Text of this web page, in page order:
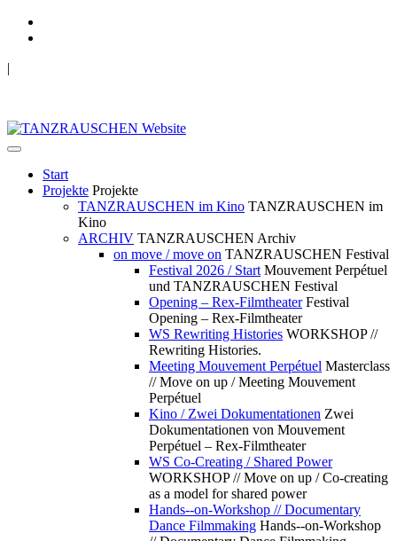
|
Start
Projekte Projekte
TANZRAUSCHEN im Kino TANZRAUSCHEN im
Kino
ARCHIV TANZRAUSCHEN Archiv
on move / move on TANZRAUSCHEN Festival
Festival 2026 / Start Mouvement Perpétuel
und TANZRAUSCHEN Festival
Opening – Rex-Filmtheater Festival
Opening – Rex-Filmtheater
WS Rewriting Histories WORKSHOP //
Rewriting Histories.
Meeting Mouvement Perpétuel Masterclass
// Move on up / Meeting Mouvement
Perpétuel
Kino / Zwei Dokumentationen Zwei
Dokumentationen von Mouvement
Perpétuel – Rex-Filmtheater
WS Co-Creating / Shared Power
WORKSHOP // Move on up / Co-creating
as a model for shared power
Hands--on-Workshop // Documentary
Dance Filmmaking Hands--on-Workshop